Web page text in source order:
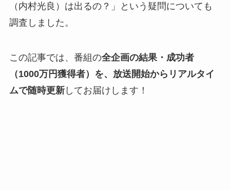
（内村光良）は出るの？」という疑問についても
調査しました。
この記事では、番組の全企画の結果・成功者
（1000万円獲得者）を、放送開始からリアルタイ
ムで随時更新してお届けします！